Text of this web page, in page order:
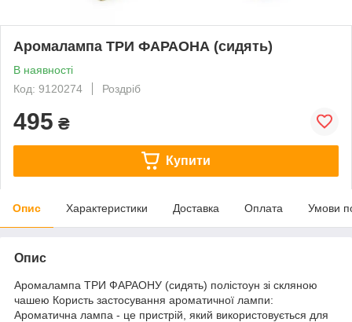
Аромалампа ТРИ ФАРАОНА (сидять)
В наявності
Код: 9120274
Роздріб
495 ₴
Купити
Опис Характеристики Доставка Оплата Умови
Опис
Аромалампа ТРИ ФАРАОНУ (сидять) полістоун зі скляною
чашею Користь застосування ароматичної лампи:
Ароматична лампа - це пристрій, який використовується для